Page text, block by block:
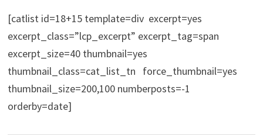
[catlist id=18+15 template=div excerpt=yes
excerpt_class=”lcp_excerpt” excerpt_tag=span
excerpt_size=40 thumbnail=yes
thumbnail_class=cat_list_tn force_thumbnail=yes
thumbnail_size=200,100 numberposts=-1
orderby=date]